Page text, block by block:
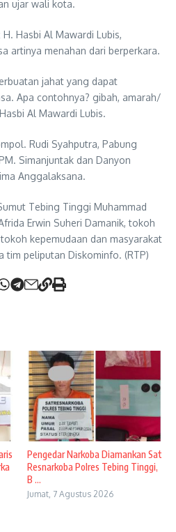
ujar wali kota.
Hasbi Al Mawardi Lubis,
artinya menahan dari berperkara.
jahat yang dapat
Apa contohnya? gibah, amarah/
Al Mawardi Lubis.
Rudi Syahputra, Pabung
Simanjuntak dan Danyon
Anggalaksana.
Tebing Tinggi Muhammad
Erwin Suheri Damanik, tokoh
kepemudaan dan masyarakat
tim peliputan Diskominfo. (RTP)
Pengedar Narkoba Diamankan Sat
Resnarkoba Polres Tebing Tinggi,
B ...
Jumat, 7 Agustus 2026